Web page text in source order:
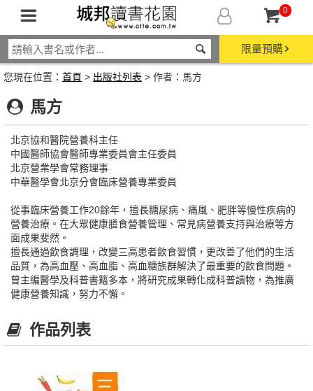
0
限量預購
您現在位置： 首頁 > 出版社列表 > 作者：馬方
馬方
北京協和醫院營養科主任
中國醫師協會醫師專業委員會主任委員
北京營業學會常務理事
中華醫學會北京分會臨床營養專業委員
從事臨床營養工作20餘年，擅長糖尿病、痛風、肥胖等慢性疾病的
營養治療。在大眾健康膳食營養管理、常見病營養支持與治療等方
面成果斐然。
擅長通過飲食調理，改變三高患者飲食習慣，更改善了他們的生活
品質，為高血壓、高血脂、高血糖族群解決了最重要的飲食問題。
曾主編醫學及科普書籍多本，將研究成果轉化成科普讀物，為推廣
健康營養知識，努力不懈。
作品列表